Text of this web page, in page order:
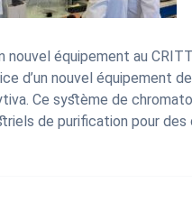
nouvel équipement au
d’un nouvel équipement
Ce système de
de purification pour